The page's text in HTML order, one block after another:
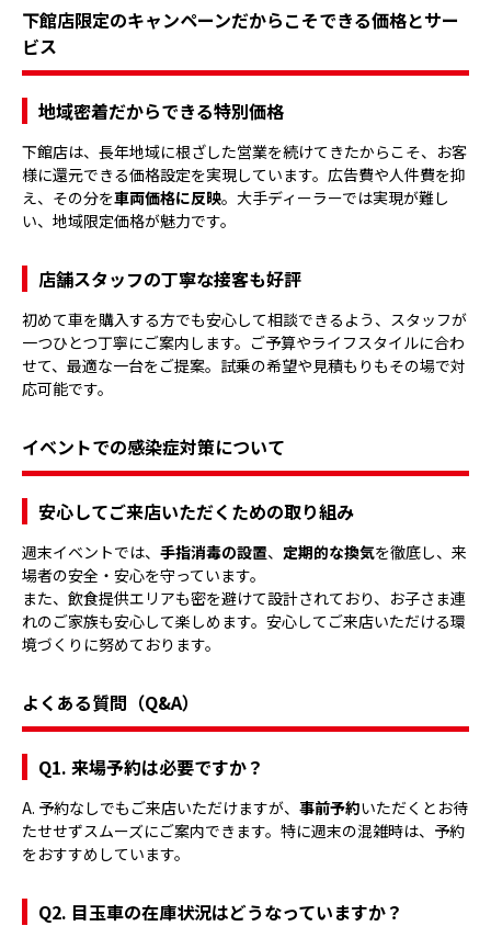
下館店限定のキャンペーンだからこそできる価格とサー
ビス
地域密着だからできる特別価格
下館店は、長年地域に根ざした営業を続けてきたからこそ、お客
様に還元できる価格設定を実現しています。広告費や人件費を抑
え、その分を車両価格に反映。大手ディーラーでは実現が難し
い、地域限定価格が魅力です。
店舗スタッフの丁寧な接客も好評
初めて車を購入する方でも安心して相談できるよう、スタッフが
一つひとつ丁寧にご案内します。ご予算やライフスタイルに合わ
せて、最適な一台をご提案。試乗の希望や見積もりもその場で対
応可能です。
イベントでの感染症対策について
安心してご来店いただくための取り組み
週末イベントでは、 手指消毒の設置、 定期的な換気を徹底し、来
場者の安全・安心を守っています。
また、飲食提供エリアも密を避けて設計されており、お子さま連
れのご家族も安心して楽しめます。安心してご来店いただける環
境づくりに努めております。
よくある質問（Q&A）
Q1. 来場予約は必要ですか？
A. 予約なしでもご来店いただけますが、 事前予約いただくとお待
たせせずスムーズにご案内できます。特に週末の混雑時は、予約
をおすすめしています。
Q2. 目玉車の在庫状況はどうなっていますか？